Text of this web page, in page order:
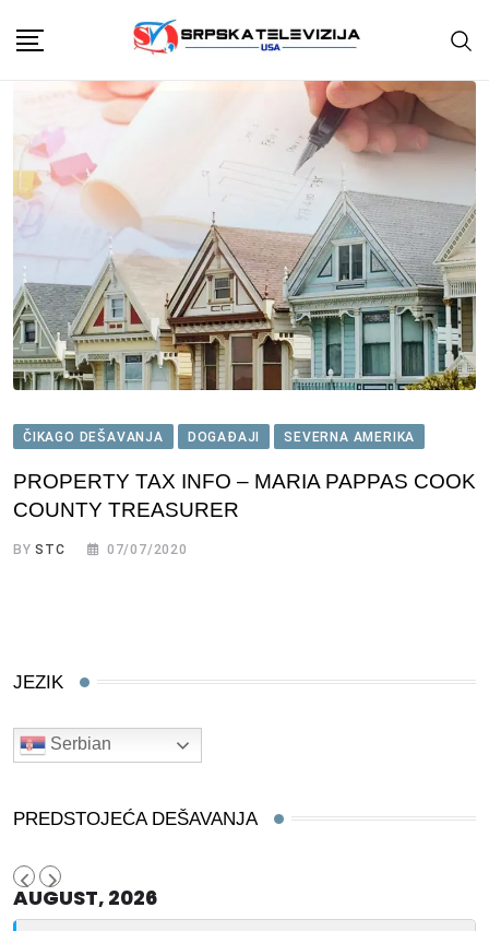
content
ČIKAGO DEŠAVANJA DOGAĐAJI SEVERNA AMERIKA
PROPERTY TAX INFO – MARIA PAPPAS COOK
COUNTY TREASURER
BYSTC 07/07/2020
JEZIK
Serbian
PREDSTOJEĆA DEŠAVANJA
AUGUST, 2026